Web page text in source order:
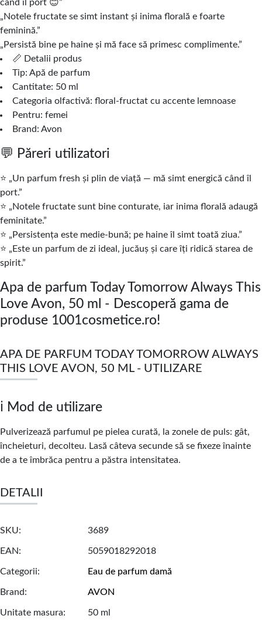
când îl port 😊”
„Notele fructate se simt instant și inima florală e foarte
feminină.”
„Persistă bine pe haine și mă face să primesc complimente.”
📏 Detalii produs
Tip: Apă de parfum
Cantitate: 50 ml
Categoria olfactivă: floral‑fructat cu accente lemnoase
Pentru: femei
Brand: Avon
💬 Păreri utilizatori
⭐️ „Un parfum fresh şi plin de viaţă — mă simt energică când îl
port.”
⭐️ „Notele fructate sunt bine conturate, iar inima florală adaugă
feminitate.”
⭐️ „Persistenţa este medie‑bună; pe haine îl simt toată ziua.”
⭐️ „Este un parfum de zi ideal, jucăuş şi care îţi ridică starea de
spirit.”
Apa de parfum Today Tomorrow Always This
Love Avon, 50 ml - Descoperă gama de
produse 1001cosmetice.ro!
APA DE PARFUM TODAY TOMORROW ALWAYS
THIS LOVE AVON, 50 ML - UTILIZARE
ℹ️ Mod de utilizare
Pulverizează parfumul pe pielea curată, la zonele de puls: gât,
încheieturi, decolteu. Lasă câteva secunde să se fixeze înainte
de a te îmbrăca pentru a păstra intensitatea.
DETALII
SKU 3689
EAN 5059018292018
Categorii Eau de parfum damă
Brand AVON
Unitate masura 50 ml